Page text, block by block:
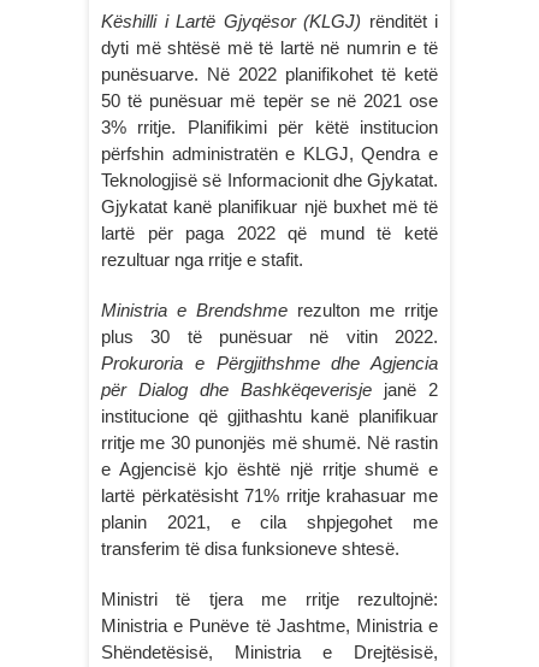
Këshilli i Lartë Gjyqësor (KLGJ) rënditët i
dyti më shtësë më të lartë në numrin e të
punësuarve. Në 2022 planifikohet të ketë
50 të punësuar më tepër se në 2021 ose
3% rritje. Planifikimi për këtë institucion
përfshin administratën e KLGJ, Qendra e
Teknologjisë së Informacionit dhe Gjykatat.
Gjykatat kanë planifikuar një buxhet më të
lartë për paga 2022 që mund të ketë
rezultuar nga rritje e stafit.
Ministria e Brendshme rezulton me rritje
plus 30 të punësuar në vitin 2022.
Prokuroria e Përgjithshme dhe Agjencia
për Dialog dhe Bashkëqeverisje janë 2
institucione që gjithashtu kanë planifikuar
rritje me 30 punonjës më shumë. Në rastin
e Agjencisë kjo është një rritje shumë e
lartë përkatësisht 71% rritje krahasuar me
planin 2021, e cila shpjegohet me
transferim të disa funksioneve shtesë.
Ministri të tjera me rritje rezultojnë:
Ministria e Punëve të Jashtme, Ministria e
Shëndetësisë, Ministria e Drejtësisë,